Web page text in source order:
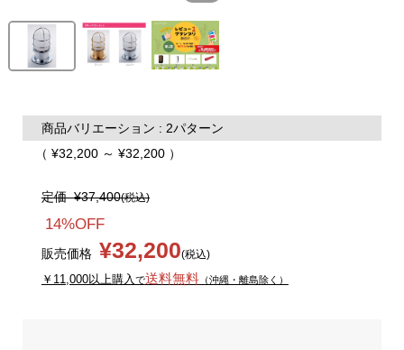
商品バリエーション : 2パターン
（ ¥32,200 ～ ¥32,200 ）
定価¥37,400(税込)
14%OFF
販売価格 ¥32,200(税込)
￥11,000以上購入 で送料無料（沖縄・離島除く）